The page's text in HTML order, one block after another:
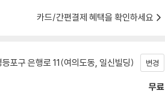
카드/간편결제 혜택을 확인하세요
포구 은행로 11(여의도동, 일신빌딩) 변경
무료